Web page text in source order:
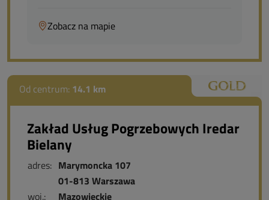
Zobacz na mapie
Od centrum: 14.1 km
Zakład Usług Pogrzebowych Iredar
Bielany
adres: Marymoncka 107
01-813 Warszawa
woj.:
Mazowieckie